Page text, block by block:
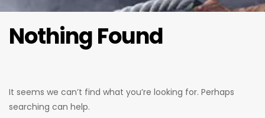
Nothing Found
It seems we can’t find what you’re looking for. Perhaps
searching can help.